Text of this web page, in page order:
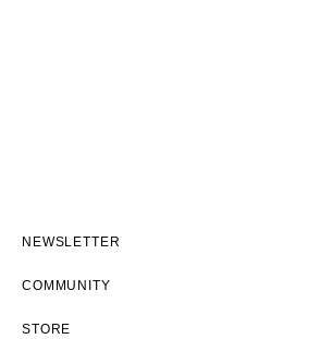
NEWSLETTER
COMMUNITY
STORE